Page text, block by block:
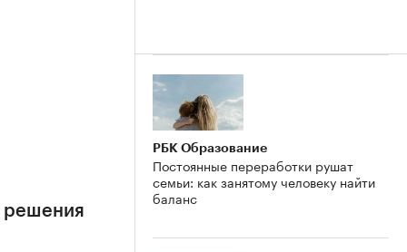
решения
РБК Образование
Постоянные переработки рушат
семьи: как занятому человеку найти
баланс